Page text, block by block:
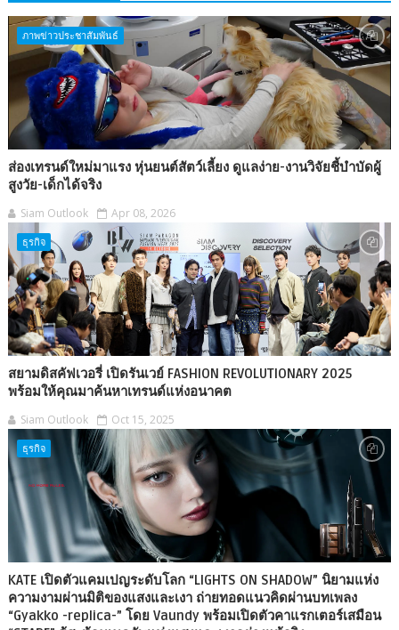
ภาพข่าวประชาสัมพันธ์
ส่องเทรนด์ใหม่มาแรง หุ่นยนต์สัตว์เลี้ยง ดูแลง่าย-งานวิจัยชี้บำบัดผู้
สูงวัย-เด็กได้จริง
Siam Outlook Apr 08, 2026
ธุรกิจ
สยามดิสคัฟเวอรี่ เปิดรันเวย์ FASHION REVOLUTIONARY 2025
พร้อมให้คุณมาค้นหาเทรนด์แห่งอนาคต
Siam Outlook Oct 15, 2025
ธุรกิจ
KATE เปิดตัวแคมเปญระดับโลก “LIGHTS ON SHADOW” นิยามแห่ง
ความงามผ่านมิติของแสงและเงา ถ่ายทอดแนวคิดผ่านบทเพลง
“Gyakko -replica-” โดย Vaundy พร้อมเปิดตัวคาแรกเตอร์เสมือน